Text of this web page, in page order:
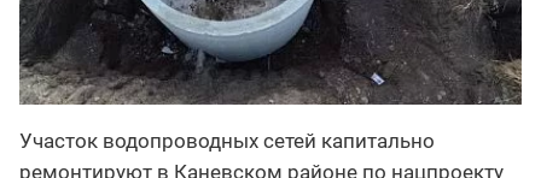
Участок водопроводных сетей капитально
ремонтируют в Каневском районе по нацпроекту